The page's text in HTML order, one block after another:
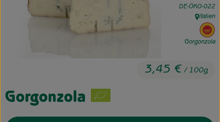
Unsere Hofkiste
Gorgonzola
3,45 €/ 100g
, Kontrollstelle:
DE-ÖKO-022
,
Italien
,
Gorgonzola